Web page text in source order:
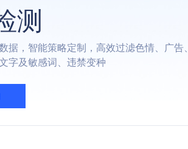
测
据，智能策略定制，高效过滤色情、广告
字及敏感词、违禁变种